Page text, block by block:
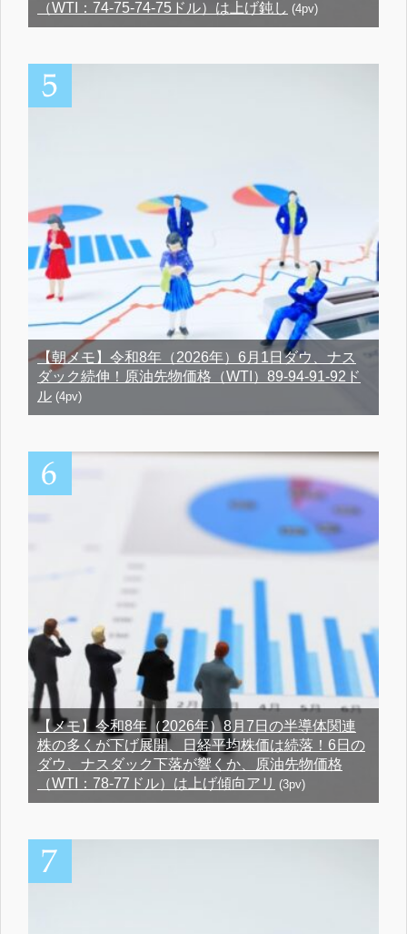
（WTI：74-75-74-75ドル）は上げ鈍し (4pv)
【朝メモ】令和8年（2026年）6月1日ダウ、ナス
ダック続伸！原油先物価格（WTI）89-94-91-92ド
ル (4pv)
【メモ】令和8年（2026年）8月7日の半導体関連
株の多くが下げ展開、日経平均株価は続落！6日の
ダウ、ナスダック下落が響くか、原油先物価格
（WTI：78-77ドル）は上げ傾向アリ (3pv)